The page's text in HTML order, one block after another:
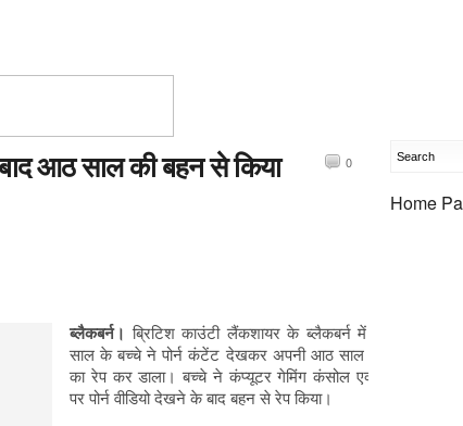
आठ साल की बहन से किया
0
ब्लैकबर्न। ब्रिटिश काउंटी लैंकशायर के ब्लैकबर्न में एक 13
साल के बच्चे ने पोर्न कंटेंट देखकर अपनी आठ साल की बच्ची
का रेप कर डाला। बच्चे ने कंप्यूटर गेमिंग कंसोल एक्स-बॉक्स
पर पोर्न वीडियो देखने के बाद बहन से रेप किया।
Home